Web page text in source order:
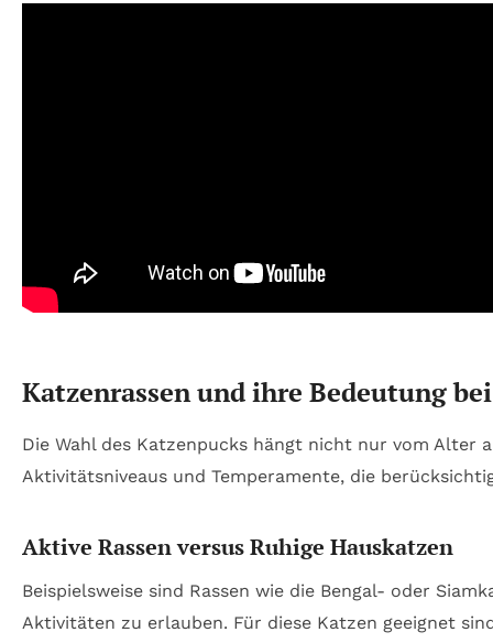
Katzenrassen und ihre Bedeutung
Die Wahl des Katzenpucks hängt nicht nur vom Alter
Aktivitätsniveaus und Temperamente, die
Aktive Rassen versus Ruhige Hauskatzen
Beispielsweise sind Rassen wie die Bengal- oder
Aktivitäten zu erlauben. Für diese Katzen geeignet